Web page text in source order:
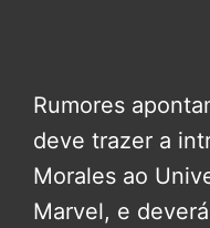
Rumores
deve trazer a
Morales ao
Marvel, e